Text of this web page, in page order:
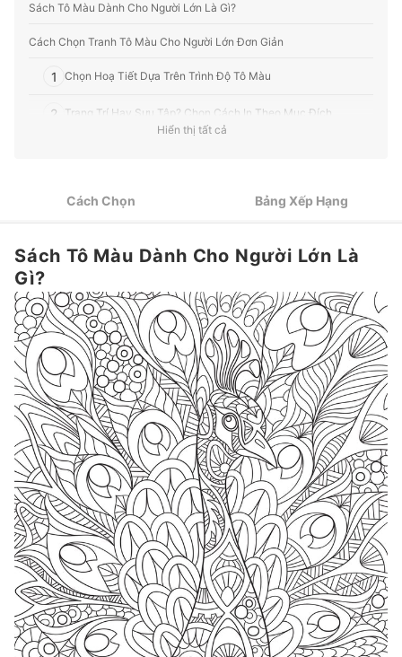
Profile của Ban biên tập mybest
Sách Tô Màu Dành Cho Người Lớn Là Gì?
Cách Chọn Tranh Tô Màu Cho Người Lớn Đơn Giản
1 Chọn Hoạ Tiết Dựa Trên Trình Độ Tô Màu
2 Trang Trí Hay Sưu Tập? Chọn Cách In Theo Mục Đích
Tham Khảo Các Sản Phẩm Bán Chạy Trên Tiki
Hiển thị tất cả
Cách Chọn Bảng Xếp Hạng
Sách Tô Màu Dành Cho Người Lớn Là
Gì?